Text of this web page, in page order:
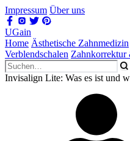
Impressum Über uns
UGain
Home Ästhetische Zahnmedizin
Verblendschalen
Invisalign Lite: Was es ist und